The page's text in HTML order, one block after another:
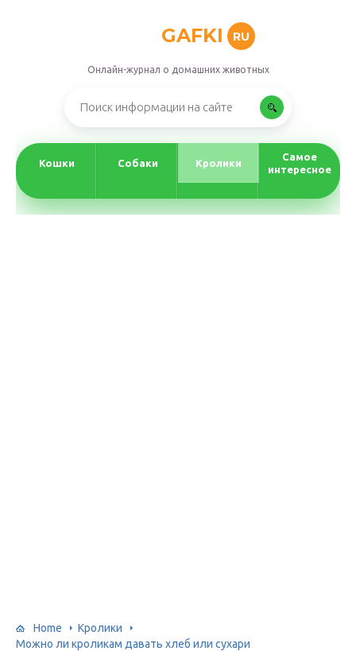
GAFKI RU
Онлайн-журнал о домашних животных
Кошки Собаки Кролики
Самое
интересное
Home
Кролики
Можно ли кроликам давать хлеб или сухари